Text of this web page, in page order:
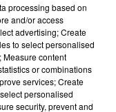
processing based on
and/or access
advertising; Create
to select personalised
Measure content
or combinations
services; Create
personalised
security, prevent and